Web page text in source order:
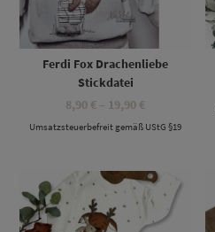
Ferdi Fox Drachenliebe
Stickdatei
8,90 € – 19,90 €
bis
Umsatzsteuerbefreit gemäß UStG §19
Dieses Produkt weist mehrere Varianten auf. Die Optionen können auf der Produktseite gewählt werden